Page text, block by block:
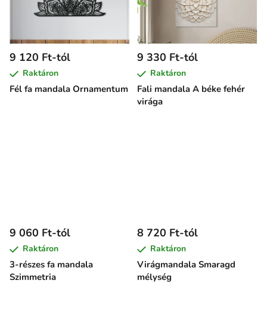
Fél fa mandala Ornamentum
9 120 Ft-tól
Raktáron
Fali mandala A béke fehér
virága
9 330 Ft-tól
Raktáron
3-részes fa mandala
Szimmetria
9 060 Ft-tól
Raktáron
Virágmandala Smaragd
mélység
8 720 Ft-tól
Raktáron